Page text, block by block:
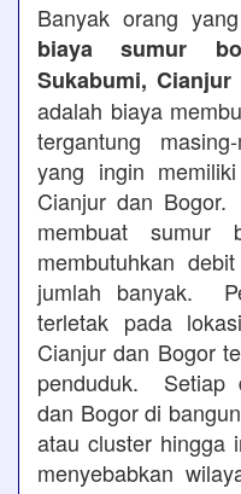
Banyak orang
biaya sumur
Sukabumi,
adalah biaya
tergantung
yang ingin
Cianjur dan
membuat sumur
membutuhkan
jumlah banyak.
terletak pada
Cianjur dan Bogor
penduduk. Setiap
dan Bogor di
atau cluster hingga
menyebabkan